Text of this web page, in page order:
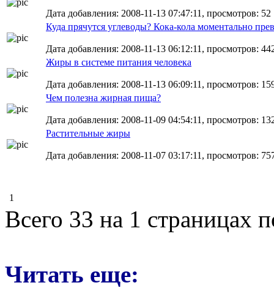
Дата добавления: 2008-11-13 07:47:11, просмотров: 52
Куда прячутся углеводы? Кока-кола моментально
Дата добавления: 2008-11-13 06:12:11, просмотров:
Жиры в системе питания человека
Дата добавления: 2008-11-13 06:09:11, просмотров:
Чем полезна жирная пища?
Дата добавления: 2008-11-09 04:54:11, просмотров:
Растительные жиры
Дата добавления: 2008-11-07 03:17:11, просмотров:
1
Всего 33 на 1 страницах
Читать еще: